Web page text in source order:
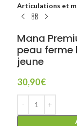
Articulations et
Mana
peau ferme
jeune
30,90€